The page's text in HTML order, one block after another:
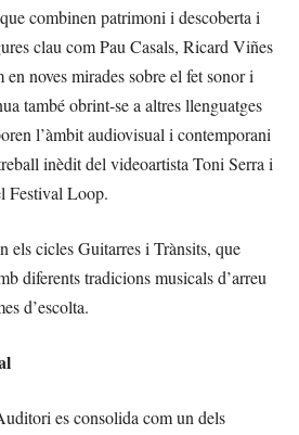
combinen patrimoni i descoberta i
clau com Pau Casals, Ricard Viñes
noves mirades sobre el fet sonor i
també obrint-se a altres llenguatges
l’àmbit audiovisual i contemporani
inèdit del videoartista Toni Serra i
Festival Loop.
els cicles Guitarres i Trànsits, que
diferents tradicions musicals d’arreu
d’escolta.
es consolida com un dels